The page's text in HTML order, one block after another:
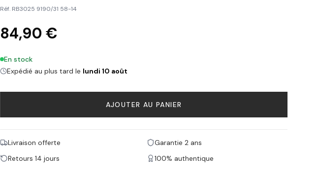
Réf. RB3025 9190/31 58-14
84,90 €
En stock
Expédié au plus tard le lundi 10 août
AJOUTER AU PANIER
Livraison offerte
Garantie 2 ans
Retours 14 jours
100% authentique